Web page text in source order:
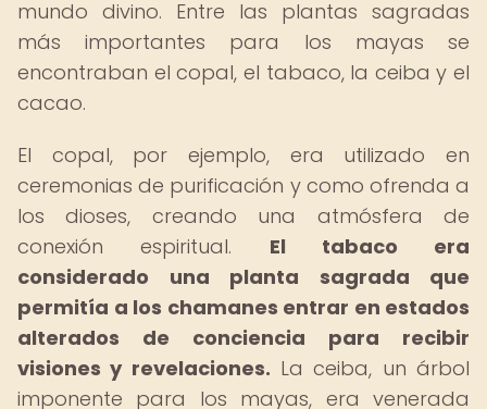
mundo divino. Entre las plantas sagradas
más importantes para los mayas se
encontraban el copal, el tabaco, la ceiba y el
cacao.
El copal, por ejemplo, era utilizado en
ceremonias de purificación y como ofrenda a
los dioses, creando una atmósfera de
conexión espiritual. El tabaco era
considerado una planta sagrada que
permitía a los chamanes entrar en estados
alterados de conciencia para recibir
visiones y revelaciones. La ceiba, un árbol
imponente para los mayas, era venerada